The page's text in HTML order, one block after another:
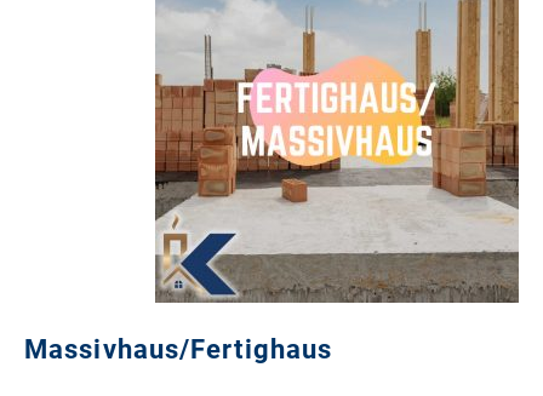
Massivhaus/Fertighaus